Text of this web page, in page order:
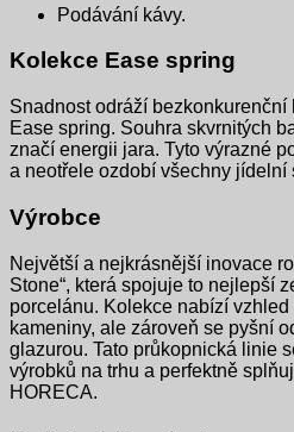
Podávání kávy.
Kolekce Ease spring
Snadnost odráží
Ease spring. Souhra skvrnitých
značí energii jara. Tyto výrazné
a neotřele ozdobí všechny jídelní
Výrobce
Největší a nejkrásnější inovace
Stone“, která spojuje to nejlepší
porcelánu. Kolekce nabízí
kameniny, ale zároveň se pyšní
glazurou. Tato průkopnická linie
výrobků na trhu a perfektně
HORECA.